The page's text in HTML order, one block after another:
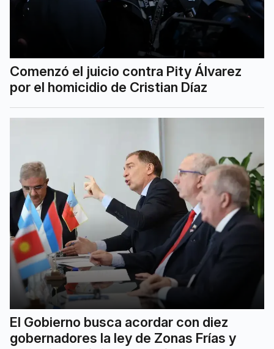
Comenzó el juicio contra Pity Álvarez
por el homicidio de Cristian Díaz
El Gobierno busca acordar con diez
gobernadores la ley de Zonas Frías y